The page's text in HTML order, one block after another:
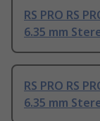
RS PRO RS
6.35 mm
RS PRO RS
6.35 mm